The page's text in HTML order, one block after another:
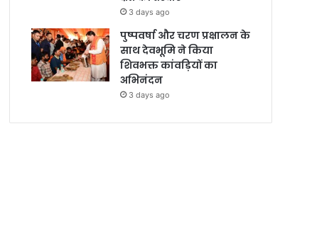
3 days ago
पुष्पवर्षा और चरण प्रक्षालन के
साथ देवभूमि ने किया
शिवभक्त कांवड़ियों का
अभिनंदन
3 days ago